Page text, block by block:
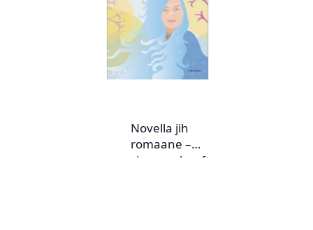
Novella jih
romaane –
sjangereheefte nr.